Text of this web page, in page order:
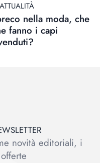
ATTUALITÀ
nella moda, che
fanno i capi
novità editoriali, i